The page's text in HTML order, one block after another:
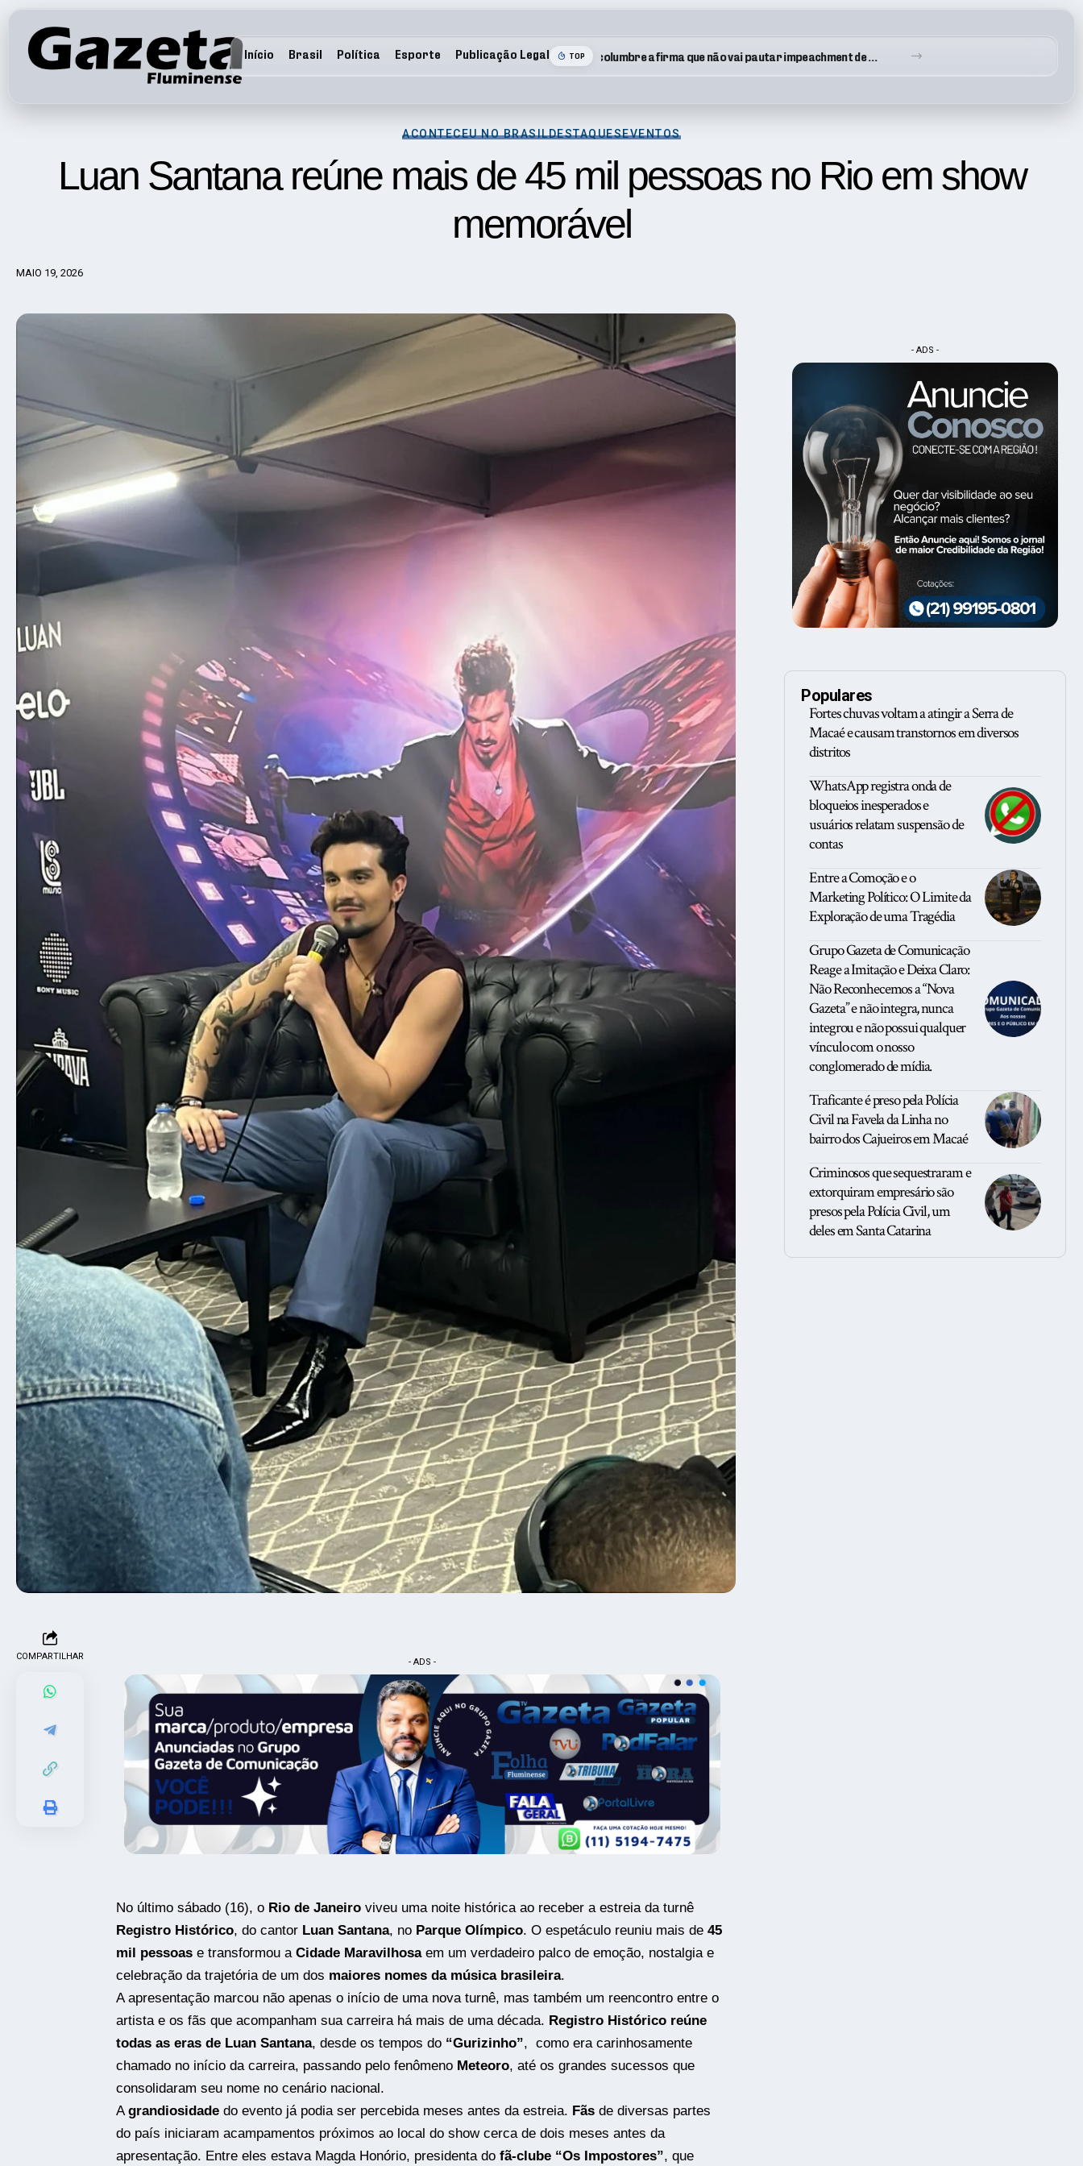
Início Brasil Política Esporte Publicação Legal TOP
ACONTECEU NO BRASILDESTAQUESEVENTOS
Luan Santana reúne mais de 45 mil pessoas no Rio em show
memorável
MAIO 19, 2026
COMPARTILHAR
- ADS -
No último sábado (16), o Rio de Janeiroviveu uma noite histórica ao receber a estreia da turnê
Registro Histórico, do cantor Luan Santana, no Parque Olímpico. O espetáculo reuniu mais de 45
mil pessoase transformou a Cidade Maravilhosaem um verdadeiro palco de emoção, nostalgia e
celebração da trajetória de um dos maiores nomes da música brasileira.
A apresentação marcou não apenas o início de uma nova turnê, mas também um reencontro entre o
artista e os fãs que acompanham sua carreira há mais de uma década. Registro Histórico reúne
todas as eras de Luan Santana, desde os tempos do “Gurizinho”, como era carinhosamente
chamado no início da carreira, passando pelo fenômeno Meteoro, até os grandes sucessos que
consolidaram seu nome no cenário nacional.
Agrandiosidadedo evento já podia ser percebida meses antes da estreia. Fãsde diversas partes
do país iniciaram acampamentos próximos ao local do show cerca de dois meses antes da
apresentação. Entre eles estava Magda Honório, presidenta do fã-clube “Os Impostores”, que
- ADS -
Populares
Fortes chuvas voltam a atingir a Serra de
Macaé e causam transtornos em diversos
distritos
WhatsApp registra onda de
bloqueios inesperados e
usuários relatam suspensão de
contas
Entre a Comoção e o
Marketing Político: O Limite da
Exploração de uma Tragédia
Grupo Gazeta de Comunicação
Reage a Imitação e Deixa Claro:
Não Reconhecemos a “Nova
Gazeta” e não integra, nunca
integrou e não possui qualquer
vínculo com o nosso
conglomerado de mídia.
Traficante é preso pela Polícia
Civil na Favela da Linha no
bairro dos Cajueiros em Macaé
Criminosos que sequestraram e
extorquiram empresário são
presos pela Polícia Civil, um
deles em Santa Catarina